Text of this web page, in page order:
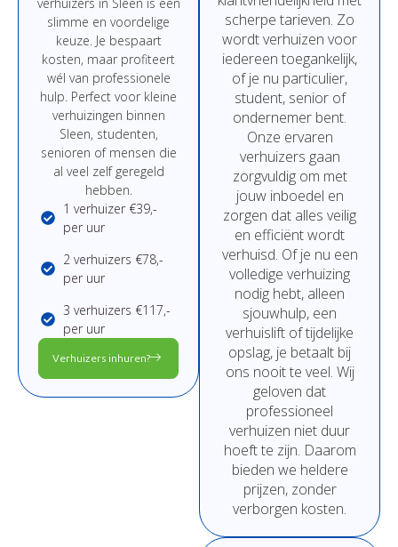
slimme en voordelige
keuze. Je bespaart
kosten, maar profiteert
wél van professionele
hulp. Perfect voor kleine
verhuizingen binnen
Sleen, studenten,
senioren of mensen die
al veel zelf geregeld
hebben.
1 verhuizer €39,-
per uur
2 verhuizers €78,-
per uur
3 verhuizers €117,-
per uur
Verhuizers inhuren?
scherpe tarieven. Zo
wordtverhuizen voor
iedereen toegankelijk,
ofje nu particulier,
student, senior of
ondernemer bent.
Onze ervaren
verhuizers gaan
zorgvuldig om met
jouw inboedel en
zorgen dat alles veilig
en efficiëntwordt
verhuisd. Ofje nu een
volledige verhuizing
nodig hebt, alleen
sjouwhulp, een
verhuislift oftijdelijke
opslag, je betaalt bij
ons nooitte veel. Wij
geloven dat
professioneel
verhuizen niet duur
hoeftte zijn. Daarom
bieden we heldere
prijzen, zonder
verborgen kosten.